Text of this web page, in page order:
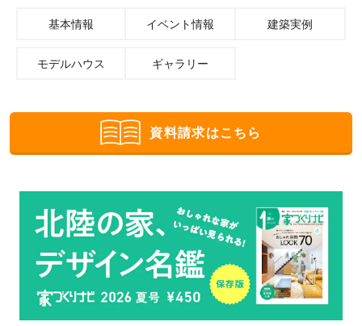
基本情報 イベント情報 建築実例
モデルハウス ギャラリー
資料請求はこちら